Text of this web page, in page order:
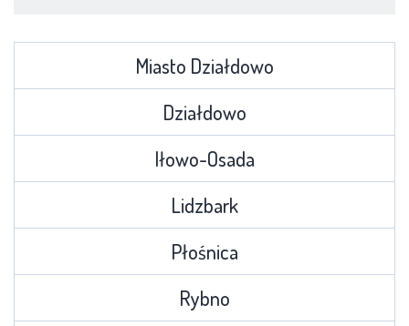
Miasto Działdowo
Działdowo
Iłowo-Osada
Lidzbark
Płośnica
Rybno